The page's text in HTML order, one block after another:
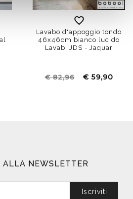
Lavabo d'appoggio tondo
46x46cm bianco lucido
Lavabi JDS - Jaquar
€ 82,96 € 59,90
ALLA NEWSLETTER
Iscriviti